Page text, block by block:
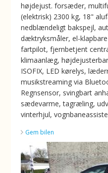
højdejust. forsæder,
(elektrisk) 2300 kg, 18"
nedblændeligt bakspejl,
dæktryksmåler, el-
fartpilot, fjernbetjent
klimaanlæg,
ISOFIX, LED kørelys,
musikstreaming via
Regnsensor, svingbart
sædevarme, tagræling,
vinterhjul,
Gem bilen